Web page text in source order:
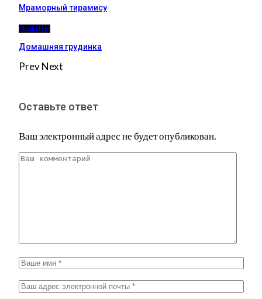
Мраморный тирамису
РЕЦЕПТЫ
Домашняя грудинка
PrevNext
Оставьте ответ
Ваш электронный адрес не будет опубликован.